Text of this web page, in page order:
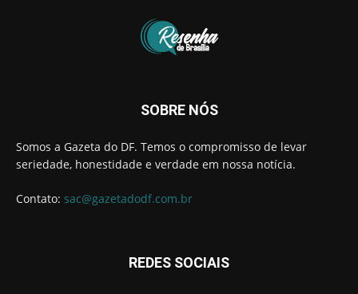
SOBRE NÓS
Somos a Gazeta do DF. Temos o compromisso de levar
seriedade, honestidade e verdade em nossa notícia.
Contato: sac@gazetadodf.com.br
REDES SOCIAIS